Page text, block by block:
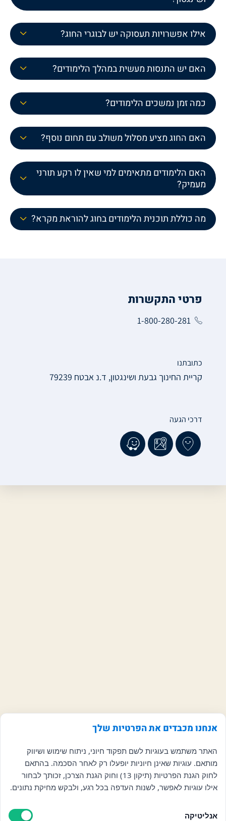
אילו אפשרויות תעסוקה יש לבוגרי החוג?
האם יש התנסות מעשית במהלך הלימודים?
כמה זמן נמשכים הלימודים?
האם החוג מציע מסלול משולב עם תחום נוסף?
האם הלימודים מתאימים למי שאין לו רקע תורני
מעמיק?
מה כוללת תוכנית הלימודים בחוג להוראת מקרא?
פרטי התקשרות
1-800-280-281
כתובתנו
קריית החינוך גבעת ושינגטון, ד.נ אבטח 79239
דרכי הגעה
אנחנו מכבדים את הפרטיות שלך
האתר משתמש בעוגיות לשם תפקוד חיוני, ניתוח שימוש ושיווק
מותאם. עוגיות שאינן חיוניות יופעלו רק לאחר הסכמה. בהתאם
לחוק הגנת הפרטיות (תיקון 13) וחוק הגנת הצרכן, זכותך לבחור
אילו עוגיות לאפשר, לשנות העדפה בכל רגע, ולבקש מחיקת נתונים.
אנליטיקה